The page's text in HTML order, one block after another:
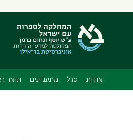
תפריט
משני
אודות סגל מתעניינים תואר